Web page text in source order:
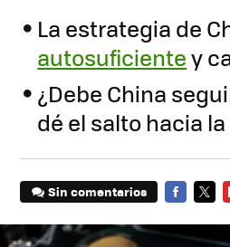
La estrategia de
autosuficientey
¿Debe China
dé el salto hacia
Sin comentarios